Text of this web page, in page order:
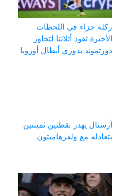
ركلة جزاء في اللحظات
الأخيرة تقود أتلانتا لتجاوز
دورتموند بدوري أبطال أوروبا
أرسنال يهدر نقطتين ثمينتين
بتعادله مع ولفرهامبتون